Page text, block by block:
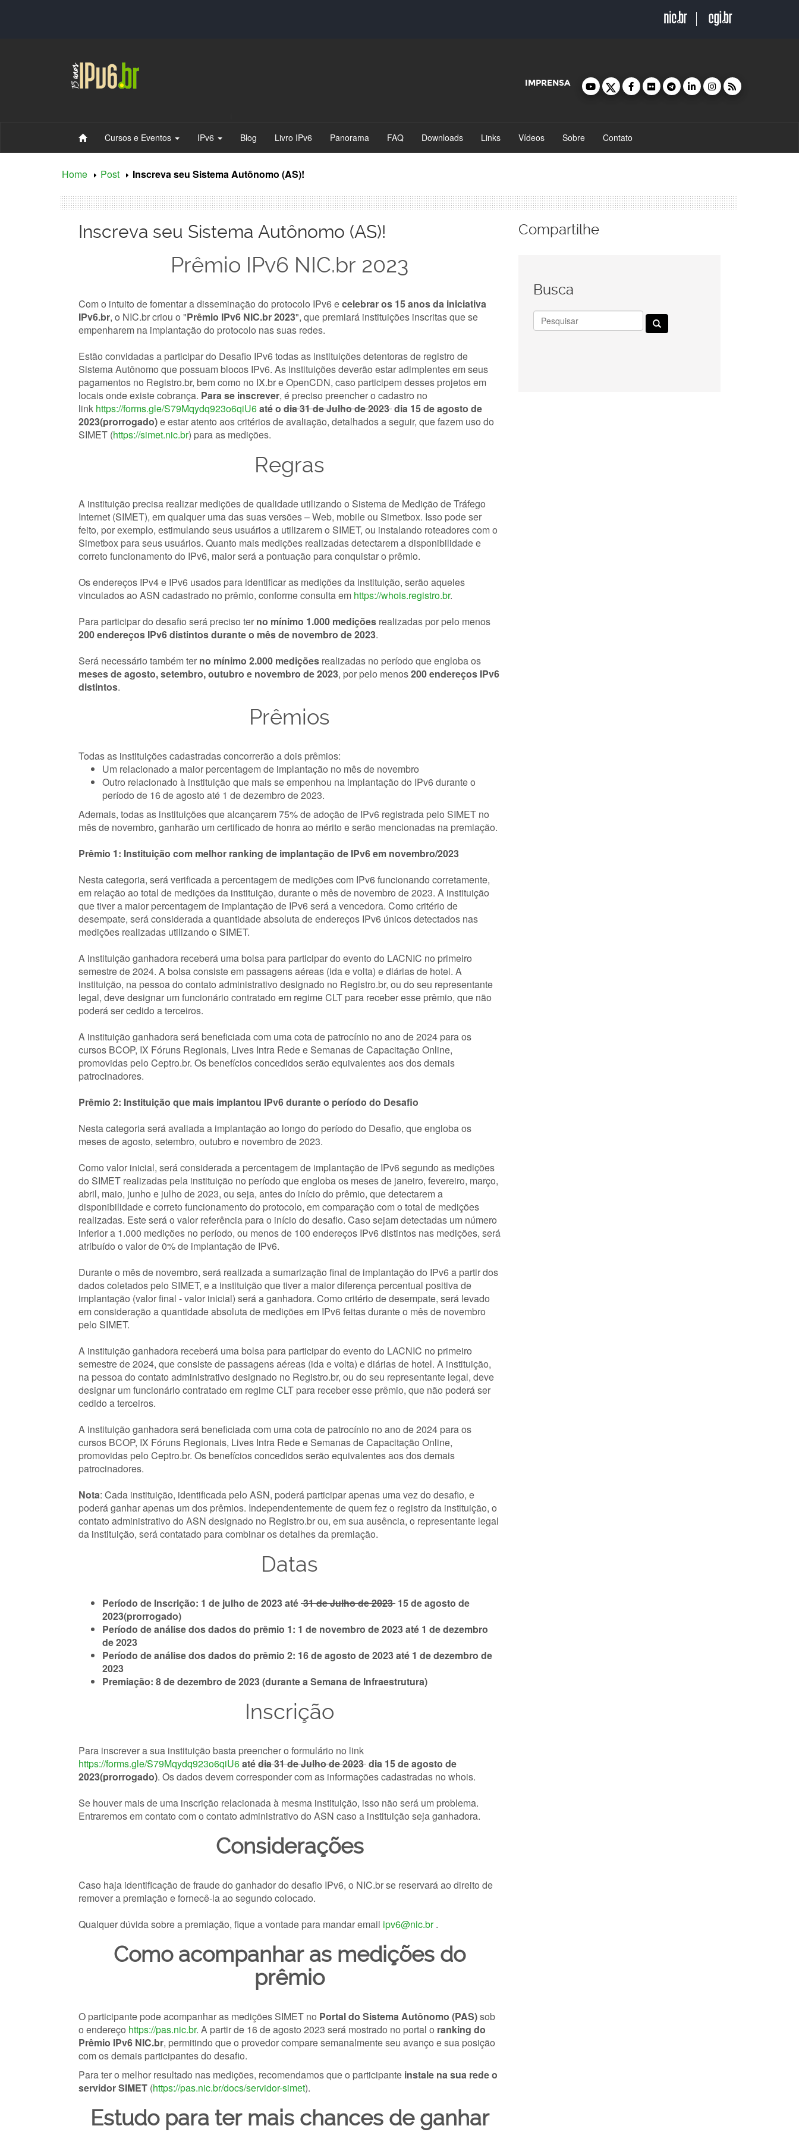
IMPRENSA
Cursos e Eventos
IPv6 Blog Livro IPv6 Panorama FAQ Downloads Links Vídeos Sobre Contato
Home Post Inscreva seu Sistema Autônomo (AS)!
Inscreva seu Sistema Autônomo (AS)!
Prêmio IPv6 NIC.br 2023
Com o intuito de fomentar a disseminação do protocolo IPv6 ecelebrar os 15 anos da iniciativa
IPv6.br, o NIC.br criou o "Prêmio IPv6 NIC.br 2023", que premiará instituições inscritas que se
empenharem na implantação do protocolo nas suas redes.
Estão convidadas a participar do Desafio IPv6 todas as instituições detentoras de registro de
Sistema Autônomo que possuam blocos IPv6. As instituições deverão estar adimplentes em seus
pagamentos no Registro.br, bem como no IX.br e OpenCDN, caso participem desses projetos em
locais onde existe cobrança. Para se inscrever, é preciso preencher o cadastro no
link https://forms.gle/S79Mqydq923o6qiU6até o dia 31 de Julho de 2023dia 15 de agosto de
2023(prorrogado)e estar atento aos critérios de avaliação, detalhados a seguir, que fazem uso do
SIMET (https://simet.nic.br) para as medições.
Regras
A instituição precisa realizar medições de qualidade utilizando o Sistema de Medição de Tráfego
Internet (SIMET), em qualquer uma das suas versões – Web, mobile ou Simetbox. Isso pode ser
feito, por exemplo, estimulando seus usuários a utilizarem o SIMET, ou instalando roteadores com o
Simetbox para seus usuários. Quanto mais medições realizadas detectarem a disponibilidade e
correto funcionamento do IPv6, maior será a pontuação para conquistar o prêmio.
Os endereços IPv4 e IPv6 usados para identificar as medições da instituição, serão aqueles
vinculados ao ASN cadastrado no prêmio, conforme consulta em https://whois.registro.br.
Para participar do desafio será preciso ter no mínimo 1.000 medições realizadas por pelo menos
200 endereços IPv6 distintos durante o mês de novembro de 2023.
Será necessário também ter no mínimo 2.000 medições realizadas no período que engloba os
meses de agosto, setembro, outubro e novembro de 2023, por pelo menos200 endereços IPv6
distintos.
Prêmios
Todas as instituições cadastradas concorrerão a dois prêmios:
Um relacionado a maior percentagem de implantação no mês de novembro
Outro relacionado à instituição que mais se empenhou na implantação do IPv6 durante o
período de 16 de agosto até 1 de dezembro de 2023.
Ademais, todas as instituições que alcançarem 75% de adoção de IPv6 registrada pelo SIMET no
mês de novembro, ganharão um certificado de honra ao mérito e serão mencionadas na premiação.
Prêmio 1: Instituição com melhor ranking de implantação de IPv6 em novembro/2023
Nesta categoria, será verificada a percentagem de medições com IPv6 funcionando corretamente,
em relação ao total de medições da instituição, durante o mês de novembro de 2023. A instituição
que tiver a maior percentagem de implantação de IPv6 será a vencedora. Como critério de
desempate, será considerada a quantidade absoluta de endereços IPv6 únicos detectados nas
medições realizadas utilizando o SIMET.
A instituição ganhadora receberá uma bolsa para participar do evento do LACNIC no primeiro
semestre de 2024. A bolsa consiste em passagens aéreas (ida e volta) e diárias de hotel. A
instituição, na pessoa do contato administrativo designado no Registro.br, ou do seu representante
legal, deve designar um funcionário contratado em regime CLT para receber esse prêmio, que não
poderá ser cedido a terceiros.
A instituição ganhadora será beneficiada com uma cota de patrocínio no ano de 2024 para os
cursos BCOP, IX Fóruns Regionais, Lives Intra Rede e Semanas de Capacitação Online,
promovidas pelo Ceptro.br. Os benefícios concedidos serão equivalentes aos dos demais
patrocinadores.
Prêmio 2: Instituição que mais implantou IPv6 durante o período do Desafio
Nesta categoria será avaliada a implantação ao longo do período do Desafio, que engloba os
meses de agosto, setembro, outubro e novembro de 2023.
Como valor inicial, será considerada a percentagem de implantação de IPv6 segundo as medições
do SIMET realizadas pela instituição no período que engloba os meses de janeiro, fevereiro, março,
abril, maio, junho e julho de 2023, ou seja, antes do início do prêmio, que detectarem a
disponibilidade e correto funcionamento do protocolo, em comparação com o total de medições
realizadas. Este será o valor referência para o início do desafio. Caso sejam detectadas um número
inferior a 1.000 medições no período, ou menos de 100 endereços IPv6 distintos nas medições, será
atribuído o valor de 0% de implantação de IPv6.
Durante o mês de novembro, será realizada a sumarização final de implantação do IPv6 a partir dos
dados coletados pelo SIMET, e a instituição que tiver a maior diferença percentual positiva de
implantação (valor final - valor inicial) será a ganhadora. Como critério de desempate, será levado
em consideração a quantidade absoluta de medições em IPv6 feitas durante o mês de novembro
pelo SIMET.
A instituição ganhadora receberá uma bolsa para participar do evento do LACNIC no primeiro
semestre de 2024, que consiste de passagens aéreas (ida e volta) e diárias de hotel. A instituição,
na pessoa do contato administrativo designado no Registro.br, ou do seu representante legal, deve
designar um funcionário contratado em regime CLT para receber esse prêmio, que não poderá ser
cedido a terceiros.
A instituição ganhadora será beneficiada com uma cota de patrocínio no ano de 2024 para os
cursos BCOP, IX Fóruns Regionais, Lives Intra Rede e Semanas de Capacitação Online,
promovidas pelo Ceptro.br. Os benefícios concedidos serão equivalentes aos dos demais
patrocinadores.
Nota: Cada instituição, identificada pelo ASN, poderá participar apenas uma vez do desafio, e
poderá ganhar apenas um dos prêmios. Independentemente de quem fez o registro da instituição, o
contato administrativo do ASN designado no Registro.br ou, em sua ausência, o representante legal
da instituição, será contatado para combinar os detalhes da premiação.
Datas
Período de Inscrição: 1 de julho de 2023 até31 de Julho de 2023 15 de agosto de
2023(prorrogado)
Período de análise dos dados do prêmio 1: 1 de novembro de 2023 até 1 de dezembro
de 2023
Período de análise dos dados do prêmio 2: 16 de agosto de 2023 até 1 de dezembro de
2023
Premiação: 8 de dezembro de 2023 (durante a Semana de Infraestrutura)
Inscrição
Para inscrever a sua instituição basta preencher o formulário no link
https://forms.gle/S79Mqydq923o6qiU6atédia 31 de Julho de 2023dia 15 de agosto de
2023(prorrogado). Os dados devem corresponder com as informações cadastradas no whois.
Se houver mais de uma inscrição relacionada à mesma instituição, isso não será um problema.
Entraremos em contato com o contato administrativo do ASN caso a instituição seja ganhadora.
Considerações
Caso haja identificação de fraude do ganhador do desafio IPv6, o NIC.br se reservará ao direito de
remover a premiação e fornecê-la ao segundo colocado.
Qualquer dúvida sobre a premiação, fique a vontade para mandar email ipv6@nic.br.
Como acompanhar as medições do
prêmio
O participante pode acompanhar as medições SIMET no Portal do Sistema Autônomo (PAS)sob
o endereço https://pas.nic.br. A partir de 16 de agosto 2023 será mostrado no portal o ranking do
Prêmio IPv6 NIC.br, permitindo que o provedor compare semanalmente seu avanço e sua posição
com os demais participantes do desafio.
Para ter o melhor resultado nas medições, recomendamos que o participante instale na sua rede o
servidor SIMET (https://pas.nic.br/docs/servidor-simet).
Estudo para ter mais chances de ganhar
Compartilhe
Busca